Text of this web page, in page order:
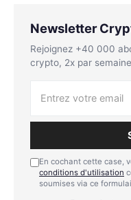
Newsletter
Rejoignez +40 000
crypto, 2x par
En cochant cette case,
conditions d'utilisation
soumises via ce